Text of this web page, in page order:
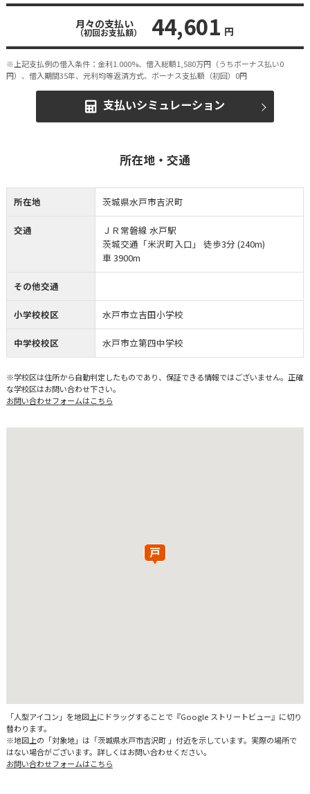
月々の支払い
（初回お支払額） 44,601 円
※上記支払例の借入条件：金利1.000%、借入総額1,580万円（うちボーナス払い0
円）、借入期間35年、元利均等返済方式、ボーナス支払額（初回）0円
支払いシミュレーション
所在地・交通
所在地 茨城県水戸市吉沢町
交通
ＪＲ常磐線 水戸駅
茨城交通「米沢町入口」 徒歩3分 (240m)
車 3900m
その他交通
小学校校区 水戸市立吉田小学校
中学校校区 水戸市立第四中学校
※学校区は住所から自動判定したものであり、保証できる情報ではございません。正確
な学校区はお問い合わせ下さい。
お問い合わせフォームはこちら
「人型アイコン」を地図上にドラッグすることで『Google ストリートビュー』に切り
替わります。
※地図上の「対象地」は「茨城県水戸市吉沢町 」付近を示しています。実際の場所で
はない場合がございます。詳しくはお問い合わせください。
お問い合わせフォームはこちら